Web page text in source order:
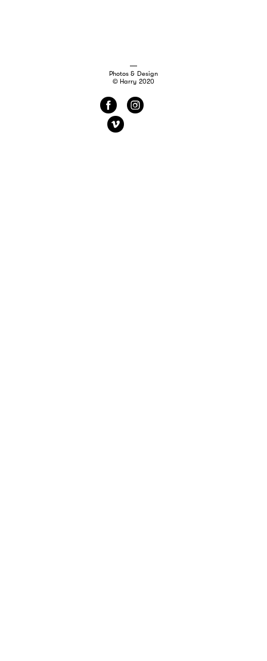
Photos & Design
© Harry 2020
f
i
v